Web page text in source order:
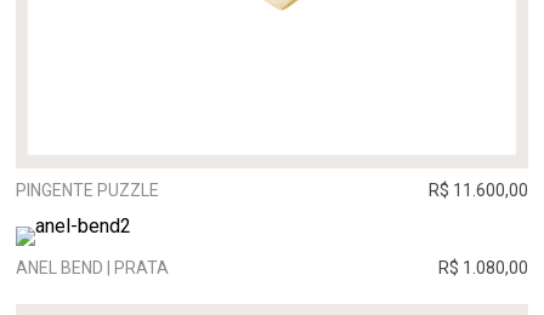
PINGENTE PUZZLE R$ 11.600,00
ANEL BEND | PRATA R$ 1.080,00